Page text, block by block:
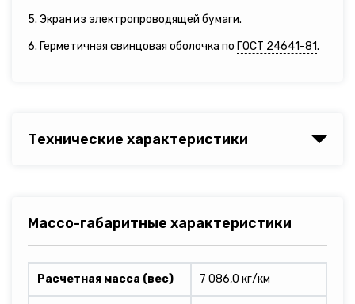
5. Экран из электропроводящей бумаги.
6. Герметичная свинцовая оболочка по ГОСТ 24641-81.
Технические характеристики
Массо-габаритные характеристики
Расчетная масса (вес) 7 086,0 кг/км